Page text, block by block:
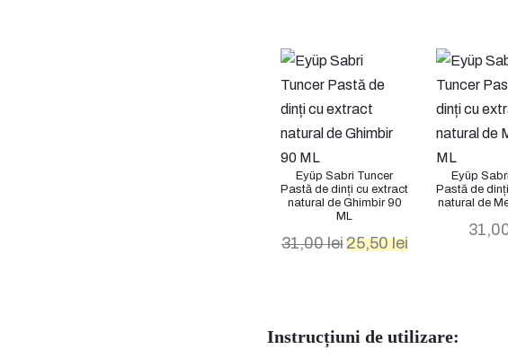
Eyüp Sabri Tuncer
Pastă de dinți cu extract
natural de Ghimbir 90
ML
31,00lei Prețul
25,50leiPrețul
Eyüp
Pastă de
natural de
Instrucțiuni de utilizare: